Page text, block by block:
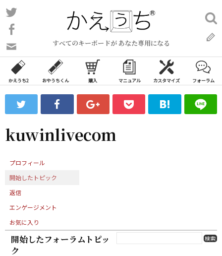
コ
ン
ン
ツ
ス
ッ
プ
すべてのキーボードが あなた専用になる
い
合
わ
フ
ォ
ム
検
索:
かえうち2 おやうちくん 購入 マニュアル カスタマイズ フォーラム
kuwinlivecom
プロフィール
開始したトピック
返信
エンゲージメント
お気に入り
開始したフォーラムトピッ
ク